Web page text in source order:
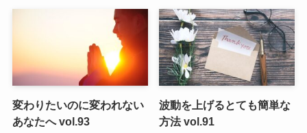
変わりたいのに変われない
あなたへ vol.93
波動を上げるとても簡単な
方法 vol.91